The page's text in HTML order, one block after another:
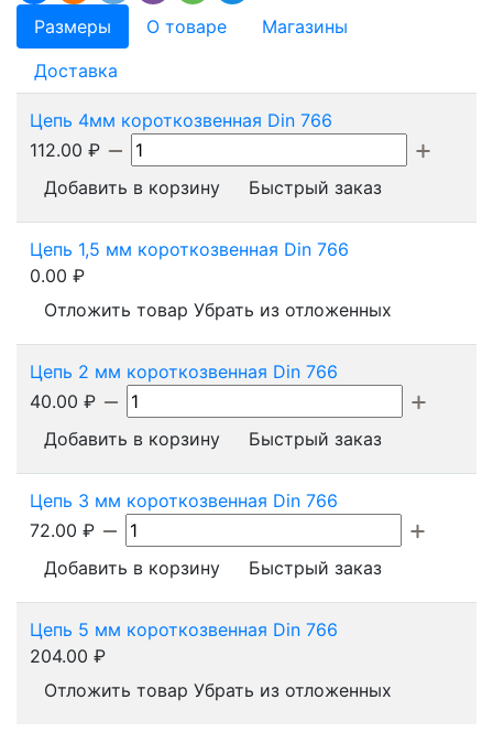
Размеры О товаре
Магазины
Доставка
Цепь 4мм короткозвенная Din 766
112.00 ₽
Добавить в корзину
Быстрый заказ
Цепь 1,5 мм короткозвенная Din 766
0.00 ₽
Отложить товар Убрать из отложенных
Цепь 2 мм короткозвенная Din 766
40.00 ₽
Добавить в корзину
Быстрый заказ
Цепь 3 мм короткозвенная Din 766
72.00 ₽
Добавить в корзину
Быстрый заказ
Цепь 5 мм короткозвенная Din 766
204.00 ₽
Отложить товар Убрать из отложенных